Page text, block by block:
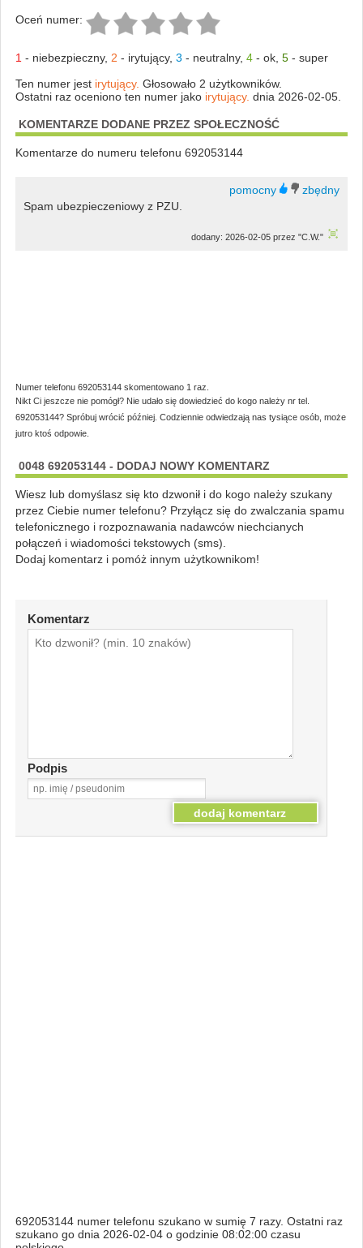
Oceń numer:
1 - niebezpieczny, 2 - irytujący, 3 - neutralny, 4- ok, 5- super
Ten numer jest irytujący. Głosowało 2 użytkowników.
Ostatni raz oceniono ten numer jako irytujący. dnia 2026-02-05.
KOMENTARZE DODANE PRZEZ SPOŁECZNOŚĆ
Komentarze do numeru telefonu 692053144
Spam ubezpieczeniowy z PZU.
dodany: 2026-02-05 przez "C.W."
Numer telefonu 692053144 skomentowano 1 raz.
Nikt Ci jeszcze nie pomógł? Nie udało się dowiedzieć do kogo należy nr tel.
692053144? Spróbuj wrócić później. Codziennie odwiedzają nas tysiące osób, może
jutro ktoś odpowie.
0048 692053144 - DODAJ NOWY KOMENTARZ
Wiesz lub domyślasz się kto dzwonił i do kogo należy szukany
przez Ciebie numer telefonu? Przyłącz się do zwalczania spamu
telefonicznego i rozpoznawania nadawców niechcianych
połączeń i wiadomości tekstowych (sms).
Dodaj komentarz i pomóż innym użytkownikom!
Komentarz
Podpis
692053144 numer telefonu szukano w sumię 7 razy. Ostatni raz
szukano go dnia 2026-02-04 o godzinie 08:02:00 czasu